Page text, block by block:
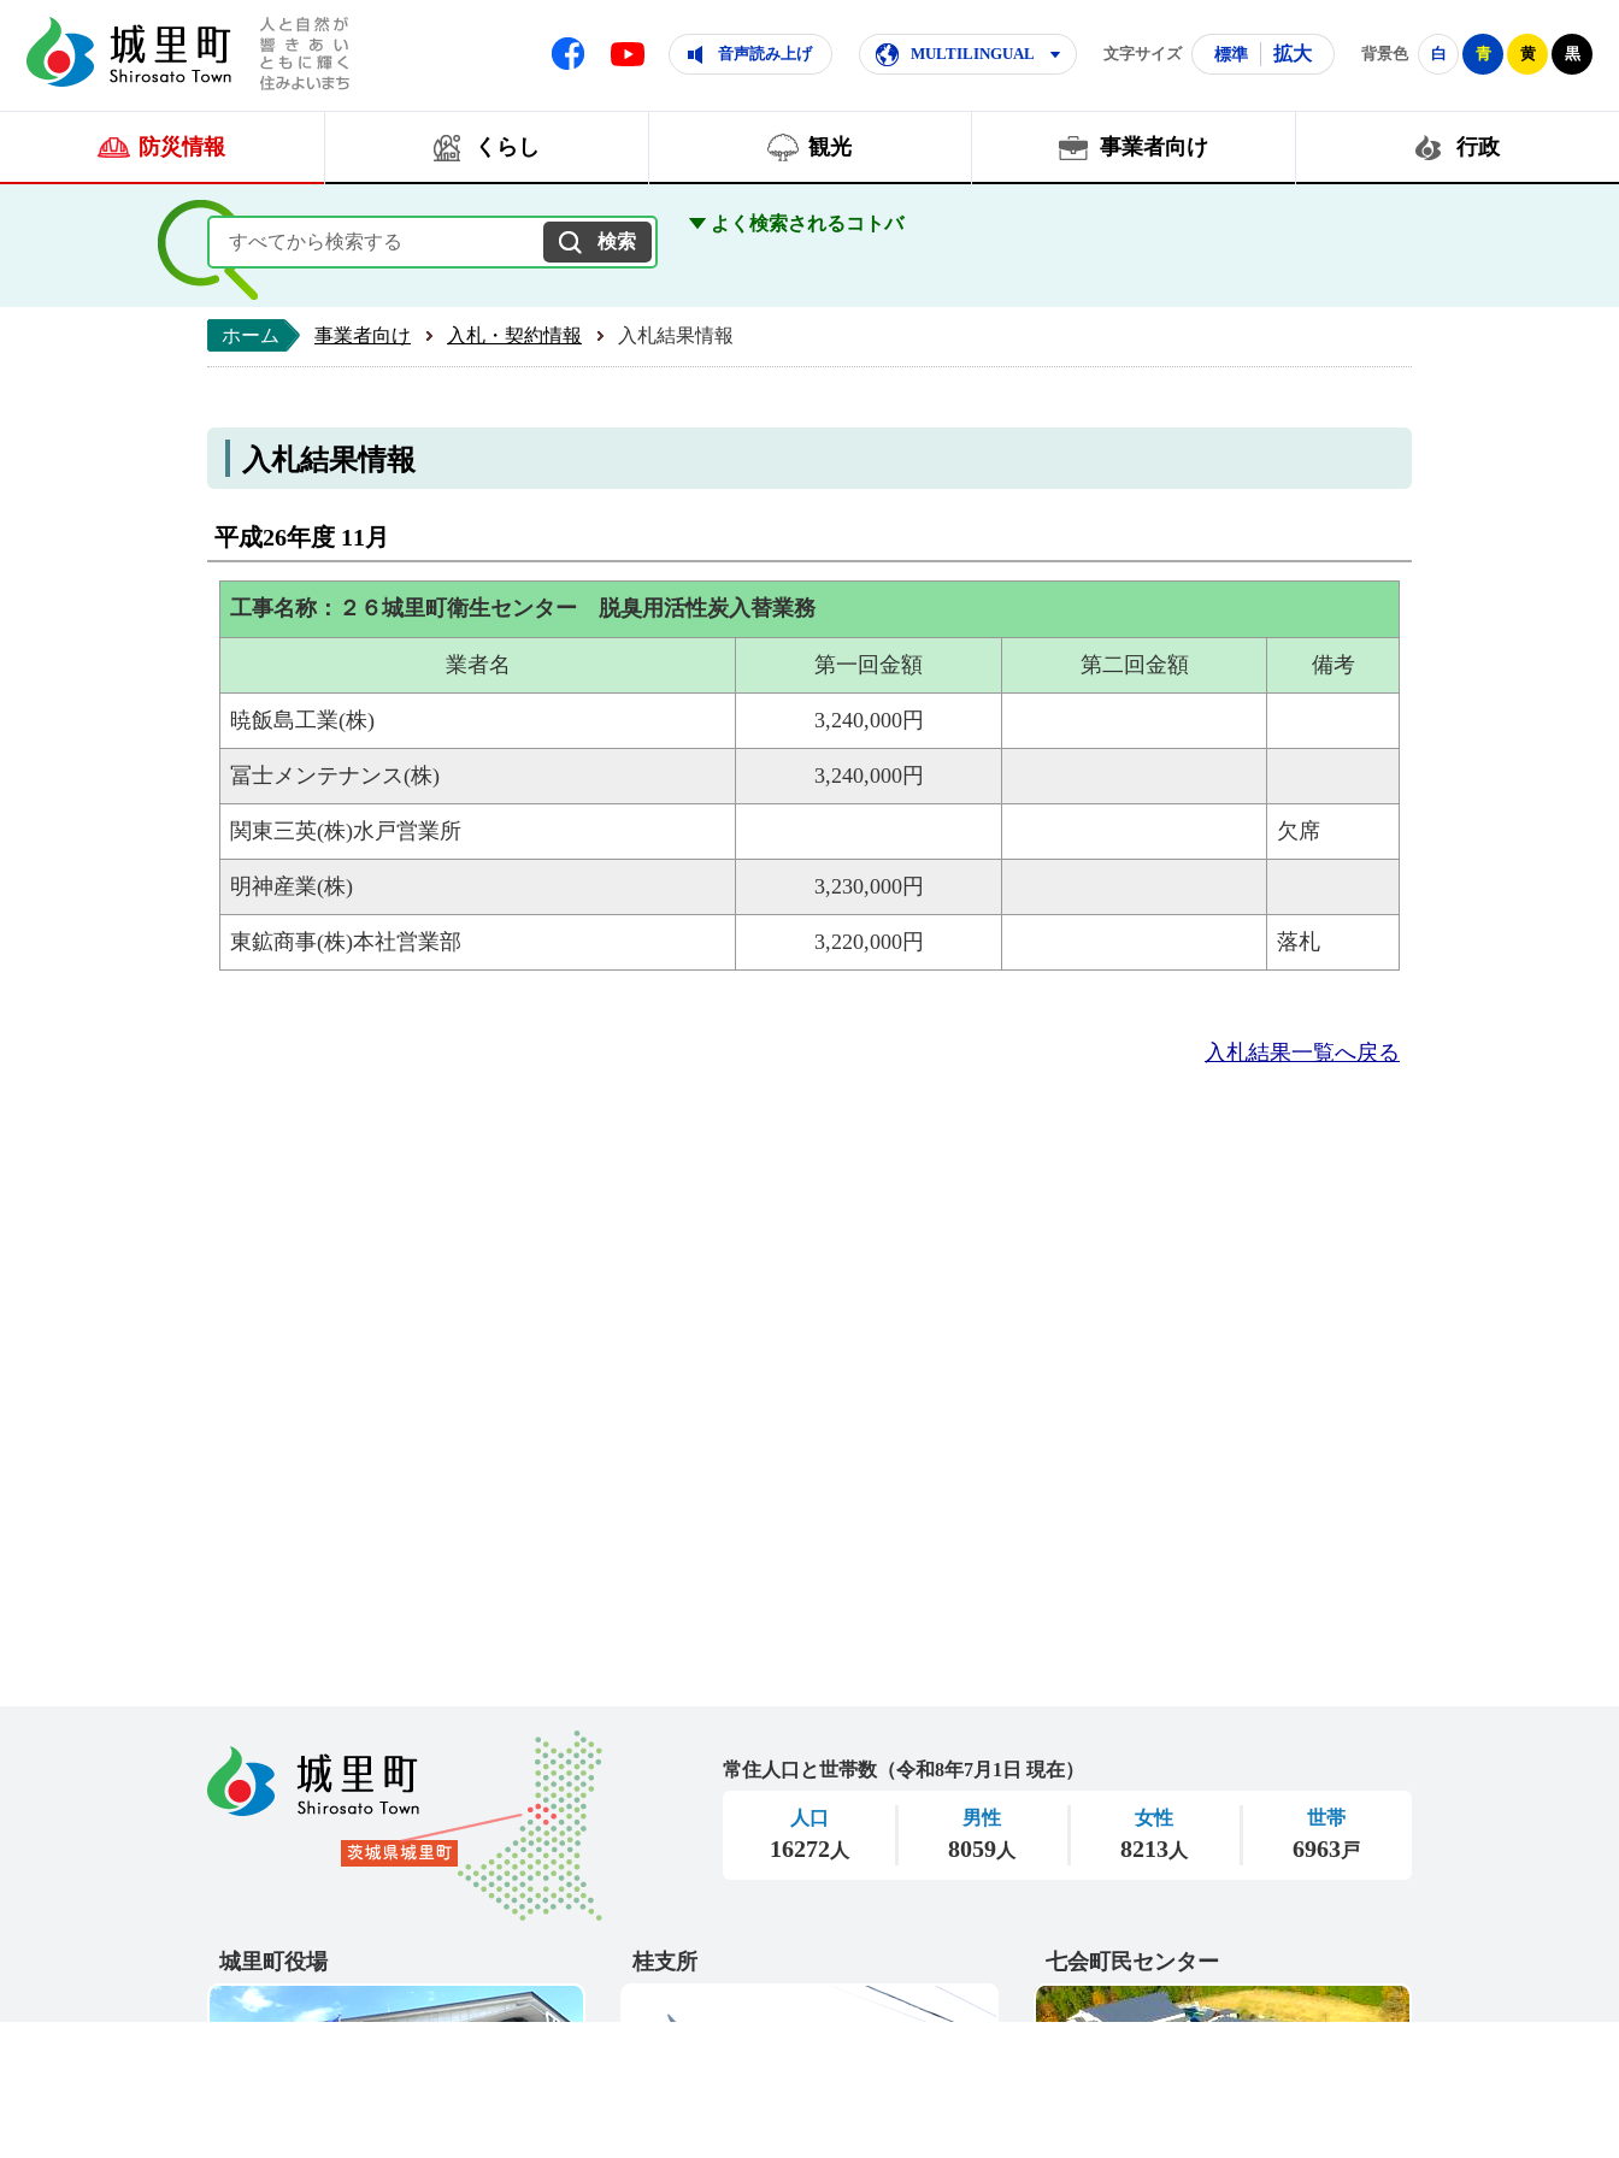
人と自然が響きあいともに輝く住みよいまち
Facebook Youtube 音声読み上げ MULTILINGUAL 文字サイズ 標準 拡大 背景色 白 青 黄 黒
防災情報 くらし 観光 事業者向け 行政
よく検索されるコトバ
ホーム 事業者向け 入札・契約情報 入札結果情報
入札結果情報
平成26年度 11月
工事名称：２６城里町衛生センター 脱臭用活性炭入替業務
業者名 第一回金額 第二回金額 備考
暁飯島工業(株) 3,240,000円
冨士メンテナンス(株) 3,240,000円
関東三英(株)水戸営業所 欠席
明神産業(株) 3,230,000円
東鉱商事(株)本社営業部 3,220,000円 落札
入札結果一覧へ戻る
城里町役場 桂支所 七会町民センター